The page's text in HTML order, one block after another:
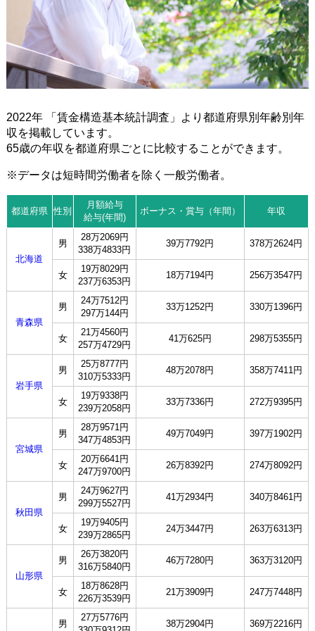
2022年 「賃金構造基本統計調査」より都道府県別年齢別年
収を掲載しています。
65歳の年収を都道府県ごとに比較することができます。
※データは短時間労働者を除く一般労働者。
都道府県 性別
月額給与
給与(年間)
ボーナス・賞与（年間） 年収
北海道
男
28万2069円
338万4833円
39万7792円 378万2624円
女
19万8029円
237万6353円
18万7194円 256万3547円
青森県
男
24万7512円
297万144円
33万1252円 330万1396円
女
21万4560円
257万4729円
41万625円 298万5355円
岩手県
男
25万8777円
310万5333円
48万2078円 358万7411円
女
19万9338円
239万2058円
33万7336円 272万9395円
宮城県
男
28万9571円
347万4853円
49万7049円 397万1902円
女
20万6641円
247万9700円
26万8392円 274万8092円
秋田県
男
24万9627円
299万5527円
41万2934円 340万8461円
女
19万9405円
239万2865円
24万3447円 263万6313円
山形県
男
26万3820円
316万5840円
46万7280円 363万3120円
女
18万8628円
226万3539円
21万3909円 247万7448円
男
27万5776円
38万2904円 369万2216円